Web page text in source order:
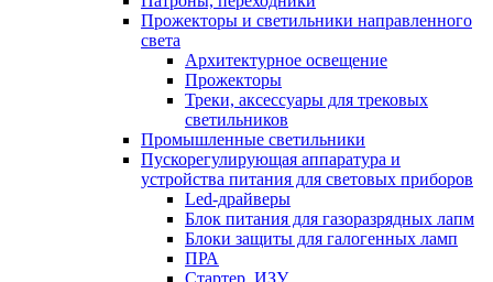
Прожекторы и светильники направленного
света
Архитектурное освещение
Прожекторы
Треки, аксессуары для трековых
светильников
Промышленные светильники
Пускорегулирующая аппаратура и
устройства питания для световых приборов
Led-драйверы
Блок питания для газоразрядных лапм
Блоки защиты для галогенных ламп
ПРА
Стартер, ИЗУ